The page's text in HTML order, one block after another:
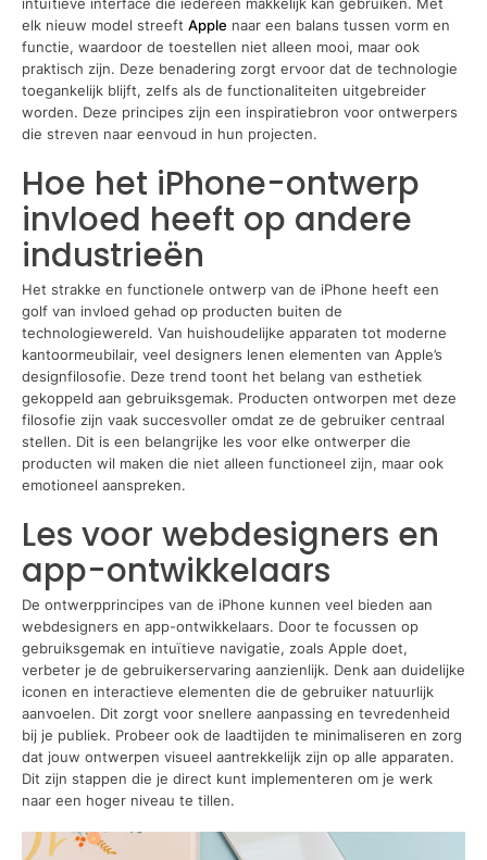
elk nieuw model streeft Apple naar een balans tussen vorm en
functie, waardoor de toestellen niet alleen mooi, maar ook
praktisch zijn. Deze benadering zorgt ervoor dat de technologie
toegankelijk blijft, zelfs als de functionaliteiten uitgebreider
worden. Deze principes zijn een inspiratiebron voor ontwerpers
die streven naar eenvoud in hun projecten.
Hoe het iPhone-ontwerp
invloed heeft op andere
industrieën
Het strakke en functionele ontwerp van de iPhone heeft een
golf van invloed gehad op producten buiten de
technologiewereld. Van huishoudelijke apparaten tot moderne
kantoormeubilair, veel designers lenen elementen van Apple’s
designfilosofie. Deze trend toont het belang van esthetiek
gekoppeld aan gebruiksgemak. Producten ontworpen met deze
filosofie zijn vaak succesvoller omdat ze de gebruiker centraal
stellen. Dit is een belangrijke les voor elke ontwerper die
producten wil maken die niet alleen functioneel zijn, maar ook
emotioneel aanspreken.
Les voor webdesigners en
app-ontwikkelaars
De ontwerpprincipes van de iPhone kunnen veel bieden aan
webdesigners en app-ontwikkelaars. Door te focussen op
gebruiksgemak en intuïtieve navigatie, zoals Apple doet,
verbeter je de gebruikerservaring aanzienlijk. Denk aan duidelijke
iconen en interactieve elementen die de gebruiker natuurlijk
aanvoelen. Dit zorgt voor snellere aanpassing en tevredenheid
bij je publiek. Probeer ook de laadtijden te minimaliseren en zorg
dat jouw ontwerpen visueel aantrekkelijk zijn op alle apparaten.
Dit zijn stappen die je direct kunt implementeren om je werk
naar een hoger niveau te tillen.